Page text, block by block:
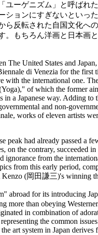
ーゲニズム」と呼ばれ
ョンにすぎないといっ
ら反転された自国文化へ
もちろん洋画と日本画
The United States and
di Venezia for the first
the international one.
of which the former
a Japanese way. Adding to
and non-
works of eleven artists
had already passed a
on the contrary, succeeded
from the
from this early period,
(岡田謙三)'s winning
for its introducing
more than obeying
in combination of
the common
art system in Japan derives